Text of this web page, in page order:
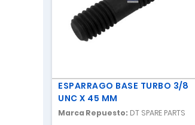
ESPARRAGO BASE TURBO 3/8
UNC X 45 MM
Marca Repuesto: DT SPARE PARTS